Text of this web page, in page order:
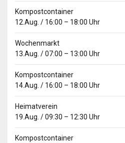
Kompostcontainer
12.Aug. / 16:00 – 18:00 Uhr
Wochenmarkt
13.Aug. /07:00 – 13:00 Uhr
Kompostcontainer
14.Aug. / 16:00 – 18:00 Uhr
Heimatverein
19.Aug. /09:30 – 12:30 Uhr
Kompostcontainer